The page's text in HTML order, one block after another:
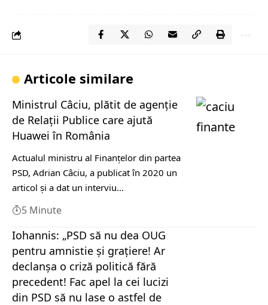
Articole similare
Ministrul Câciu, plătit de agenție
de Relații Publice care ajută
Huawei în România
Actualul ministru al Finanțelor din partea
PSD, Adrian Câciu, a publicat în 2020 un
articol și a dat un interviu…
5 Minute
Iohannis: „PSD să nu dea OUG
pentru amnistie și grațiere! Ar
declanșa o criză politică fără
precedent! Fac apel la cei lucizi
din PSD să nu lase o astfel de